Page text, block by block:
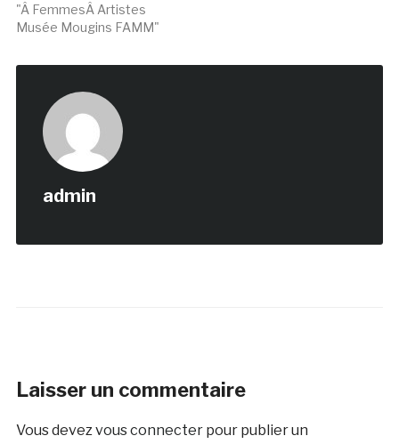
"Â FemmesÂ Artistes
Musée Mougins FAMM"
admin
Laisser un commentaire
Vous devez vous connecterpour publier un